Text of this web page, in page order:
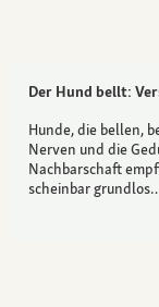
Der Hund bellt:
Hunde, die bellen,
Nerven und die
Nachbarschaft
scheinbar